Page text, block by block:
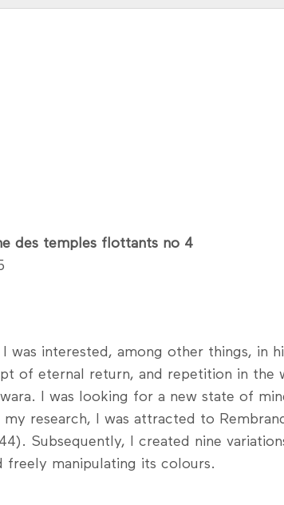
des temples flottants no 4
was interested, among other things, in
of eternal return, and repetition in the
I was looking for a new state of
research, I was attracted to
Subsequently, I created nine
freely manipulating its colours.